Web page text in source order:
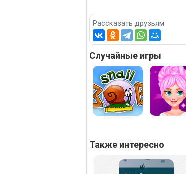
Рассказать друзьям
Случайные игры
Также интересно